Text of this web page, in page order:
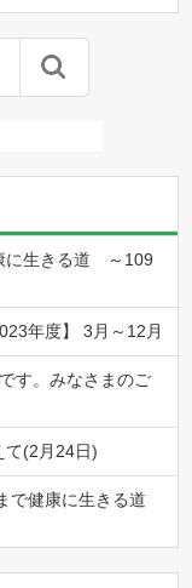
に生きる道 ～109
年度】 3月～12月
す。みなさまのご
て(2月24日)
で健康に生きる道